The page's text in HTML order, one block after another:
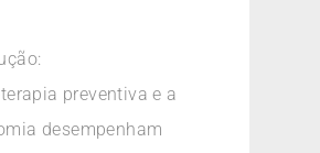
preventiva e a
desempenham